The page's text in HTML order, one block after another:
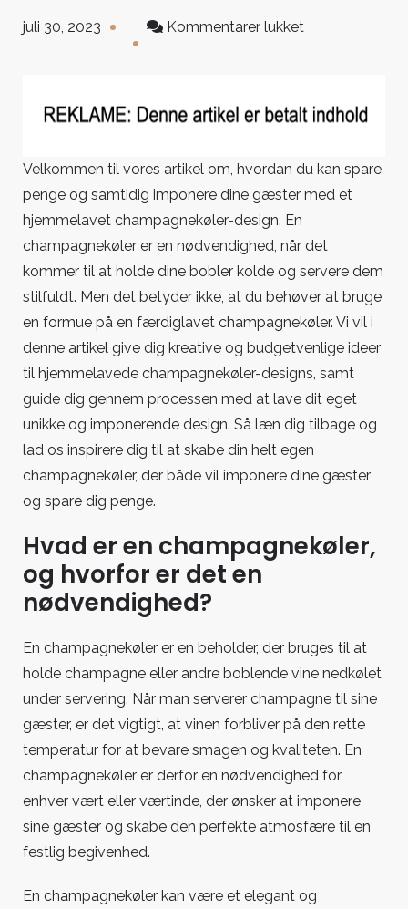
juli 30, 2023 Kommentarer lukket
imponér
gæster
med
design
Velkommen til vores artikel om, hvordan du kan spare
penge og samtidig imponere dine gæster med et
hjemmelavet champagnekøler-design. En
champagnekøler er en nødvendighed, når det
kommer til at holde dine bobler kolde og servere dem
stilfuldt. Men det betyder ikke, at du behøver at bruge
en formue på en færdiglavet champagnekøler. Vi vil i
denne artikel give dig kreative og budgetvenlige ideer
til hjemmelavede champagnekøler-designs, samt
guide dig gennem processen med at lave dit eget
unikke og imponerende design. Så læn dig tilbage og
lad os inspirere dig til at skabe din helt egen
champagnekøler, der både vil imponere dine gæster
og spare dig penge.
Hvad er en champagnekøler,
og hvorfor er det en
nødvendighed?
En champagnekøler er en beholder, der bruges til at
holde champagne eller andre boblende vine nedkølet
under servering. Når man serverer champagne til sine
gæster, er det vigtigt, at vinen forbliver på den rette
temperatur for at bevare smagen og kvaliteten. En
champagnekøler er derfor en nødvendighed for
enhver vært eller værtinde, der ønsker at imponere
sine gæster og skabe den perfekte atmosfære til en
festlig begivenhed.
En champagnekøler kan være et elegant og